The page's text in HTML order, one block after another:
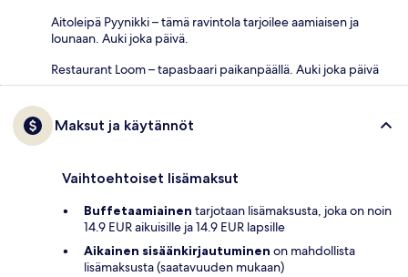
Aitoleipä Pyynikki – tämä ravintola tarjoilee aamiaisen ja
lounaan. Auki joka päivä.
Restaurant Loom – tapasbaari paikanpäällä. Auki joka päivä
Maksut ja käytännöt
Vaihtoehtoiset lisämaksut
Buffetaamiainen tarjotaan lisämaksusta, joka on noin
14.9 EUR aikuisille ja 14.9 EUR lapsille
Aikainen sisäänkirjautuminen on mahdollista
lisämaksusta (saatavuuden mukaan)